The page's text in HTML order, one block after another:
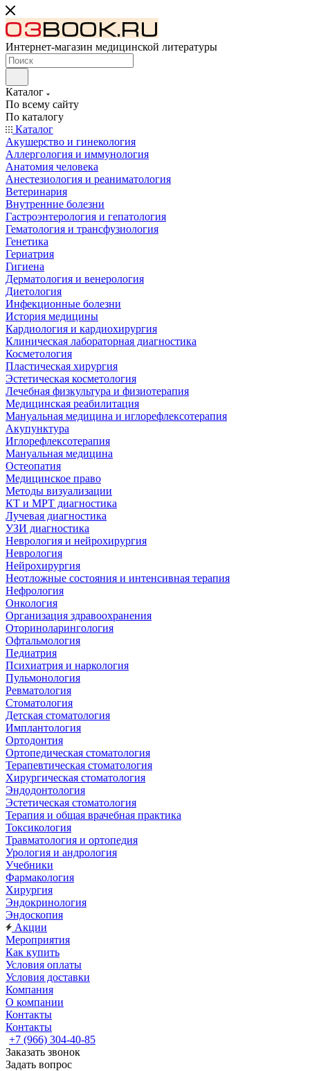
Интернет-магазин медицинской литературы
Каталог
По всему сайту
По каталогу
Каталог
Акушерство и гинекология
Аллергология и иммунология
Анатомия человека
Анестезиология и реаниматология
Ветеринария
Внутренние болезни
Гастроэнтерология и гепатология
Гематология и трансфузиология
Генетика
Гериатрия
Гигиена
Дерматология и венерология
Диетология
Инфекционные болезни
История медицины
Кардиология и кардиохирургия
Клиническая лабораторная диагностика
Косметология
Пластическая хирургия
Эстетическая косметология
Лечебная физкультура и физиотерапия
Медицинская реабилитация
Мануальная медицина и иглорефлексотерапия
Акупунктура
Иглорефлексотерапия
Мануальная медицина
Остеопатия
Медицинское право
Методы визуализации
КТ и МРТ диагностика
Лучевая диагностика
УЗИ диагностика
Неврология и нейрохирургия
Неврология
Нейрохирургия
Неотложные состояния и интенсивная терапия
Нефрология
Онкология
Организация здравоохранения
Оториноларингология
Офтальмология
Педиатрия
Психиатрия и наркология
Пульмонология
Ревматология
Стоматология
Детская стоматология
Имплантология
Ортодонтия
Ортопедическая стоматология
Терапевтическая стоматология
Хирургическая стоматология
Эндодонтология
Эстетическая стоматология
Терапия и общая врачебная практика
Токсикология
Травматология и ортопедия
Урология и андрология
Учебники
Фармакология
Хирургия
Эндокринология
Эндоскопия
Акции
Мероприятия
Как купить
Условия оплаты
Условия доставки
Компания
О компании
Контакты
Контакты
+7 (966) 304-40-85
Заказать звонок
Задать вопрос